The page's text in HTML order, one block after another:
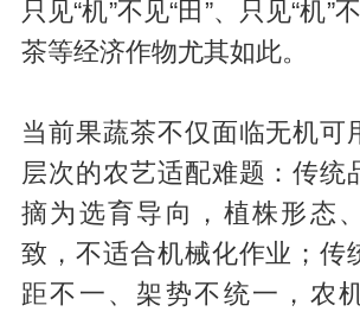
只见“机”不见“田”、只见“机”
茶等经济作物尤其如此。
当前果蔬茶不仅面临无机可
层次的农艺适配难题：传统
摘为选育导向，植株形态
致，不适合机械化作业；传
距不一、架势不统一，农